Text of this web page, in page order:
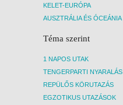
KELET-EURÓPA
AUSZTRÁLIA ÉS ÓCEÁNIA
Téma szerint
1 NAPOS UTAK
TENGERPARTI NYARALÁS
REPÜLŐS KÖRUTAZÁS
EGZOTIKUS UTAZÁSOK